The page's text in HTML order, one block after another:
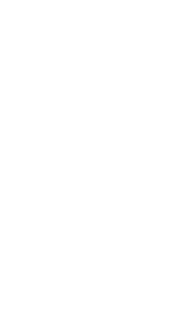
Maíllo
existe «una
reconocer
Aguirre que
Parlamento